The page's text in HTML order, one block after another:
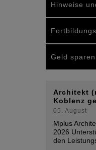
Hinweise
Geld sparen
Architekt
Koblenz
05. August
Mplus
2026
den